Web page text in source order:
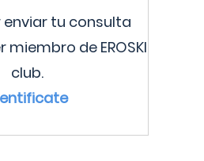
enviar tu consulta
miembro de EROSKI
club.